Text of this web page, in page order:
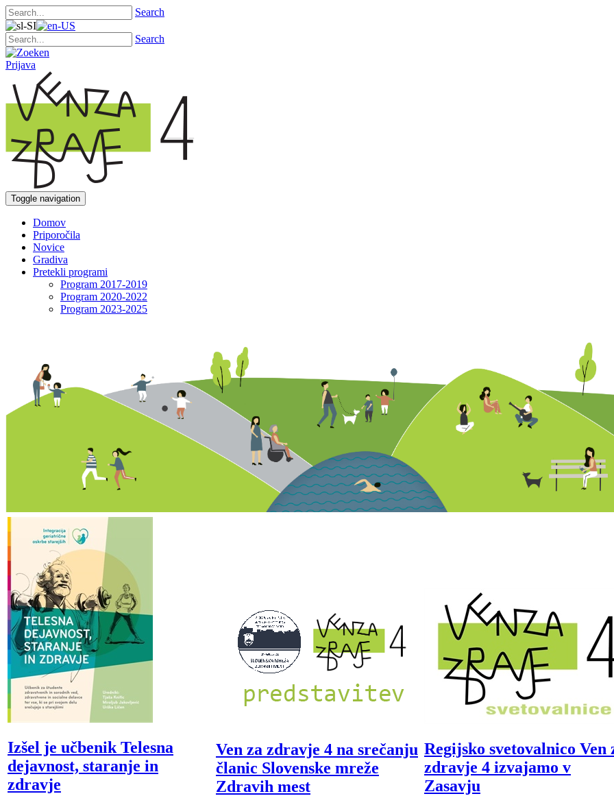
Search
Search
Prijava
Toggle navigation
Domov
Priporočila
Novice
Gradiva
Pretekli programi
Program 2017-2019
Program 2020-2022
Program 2023-2025
Izšel je učbenik Telesna
dejavnost, staranje in
zdravje
Ven za zdravje 4 na srečanju
članic Slovenske mreže
Zdravih mest
Regijsko svetovalnico Ven
zdravje 4 izvajamo v
Zasavju